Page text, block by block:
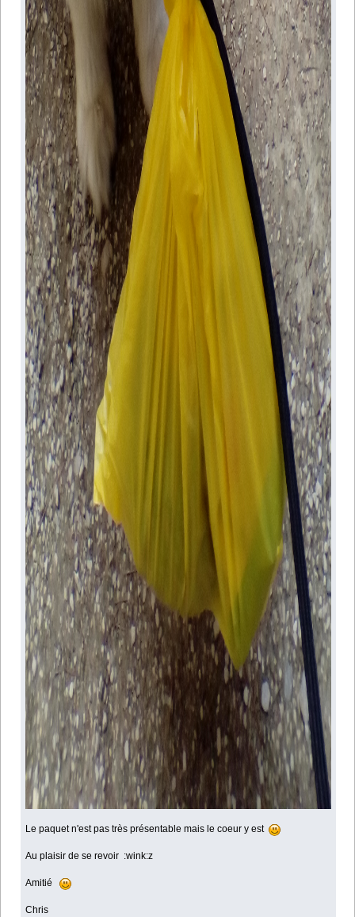
Le paquet n'est pas très présentable mais le coeur y est
Au plaisir de se revoir :wink:z
Amitié
Chris